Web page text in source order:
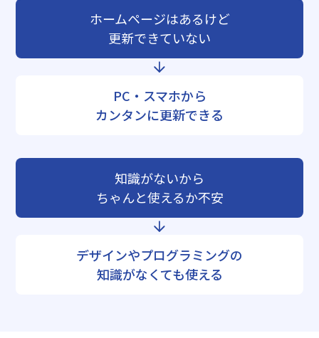
ホームページはあるけど
更新できていない
PC・スマホから
カンタンに更新できる
知識がないから
ちゃんと使えるか不安
デザインやプログラミングの
知識がなくても使える